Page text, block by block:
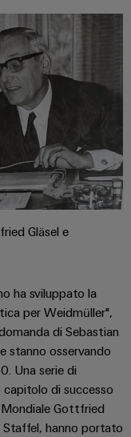
Gläsel e
ha sviluppato la
per Weidmüller",
di Sebastian
stanno osservando
Una serie di
di successo
Gottfried
Staffel, hanno portato